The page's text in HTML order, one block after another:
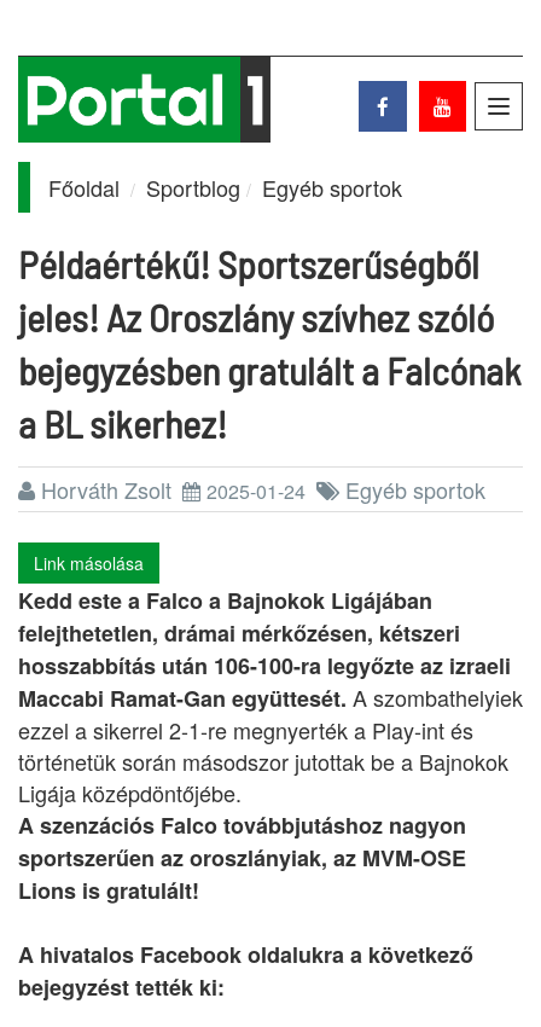
Főoldal Sportblog Egyéb sportok
Példaértékű! Sportszerűségből
jeles! Az Oroszlány szívhez szóló
bejegyzésben gratulált a Falcónak
a BL sikerhez!
Horváth Zsolt 2025-01-24 Egyéb sportok
Link másolása
Kedd este a Falco a Bajnokok Ligájában
felejthetetlen, drámai mérkőzésen, kétszeri
hosszabbítás után 106-100-ra legyőzte az izraeli
Maccabi Ramat-Gan együttesét. A szombathelyiek
ezzel a sikerrel 2-1-re megnyerték a Play-int és
történetük során másodszor jutottak be a Bajnokok
Ligája középdöntőjébe.
A szenzációs Falco továbbjutáshoz nagyon
sportszerűen az oroszlányiak, az MVM-OSE
Lions is gratulált!
A hivatalos Facebook oldalukra a következő
bejegyzést tették ki: